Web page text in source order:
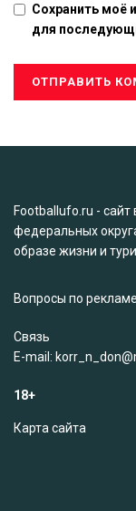
Сохранить моё
для
Footballufo.ru -
федеральных
образе жизни и
Вопросы по рекламе
Связь
Е-mail:
18+
Карта сайта